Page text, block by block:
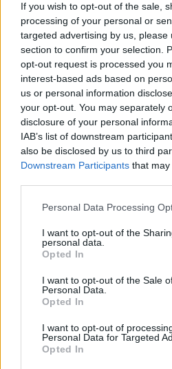
If you wish to opt-out of the sale,
processing of your personal or
targeted advertising by us, please
section to confirm your selection.
opt-out request is processed you
interest-based ads based on
us or personal information
your opt-out. You may separately
disclosure of your personal
IAB’s list of downstream
also be disclosed by us to third
Downstream Participants that
Personal Data Processing
I want to opt-out of the
personal data.
Opted In
I want to opt-out of the Sale
Personal Data.
Opted In
I want to opt-out of
Personal Data for Targeted
Opted In
a Gál Ferenc
Országos
A lakosságra
Országos
Itt az ÉVOSZ
az
HIRDETÉS
HIRDETÉS
HIRDETÉS